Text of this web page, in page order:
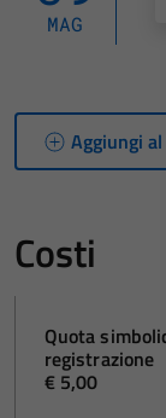
MAG
Aggiungi
Costi
Quota
registrazione
€ 5,00